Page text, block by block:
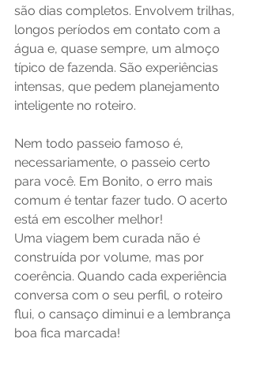
são dias completos. Envolvem trilhas,
longos períodos em contato com a
água e, quase sempre, um almoço
típico de fazenda. São experiências
intensas, que pedem planejamento
inteligente no roteiro.
Nem todo passeio famoso é,
necessariamente, o passeio certo
para você. Em Bonito, o erro mais
comum é tentar fazer tudo. O acerto
está em escolher melhor!
Uma viagem bem curada não é
construída por volume, mas por
coerência. Quando cada experiência
conversa com o seu perfil, o roteiro
flui, o cansaço diminui e a lembrança
boa fica marcada!